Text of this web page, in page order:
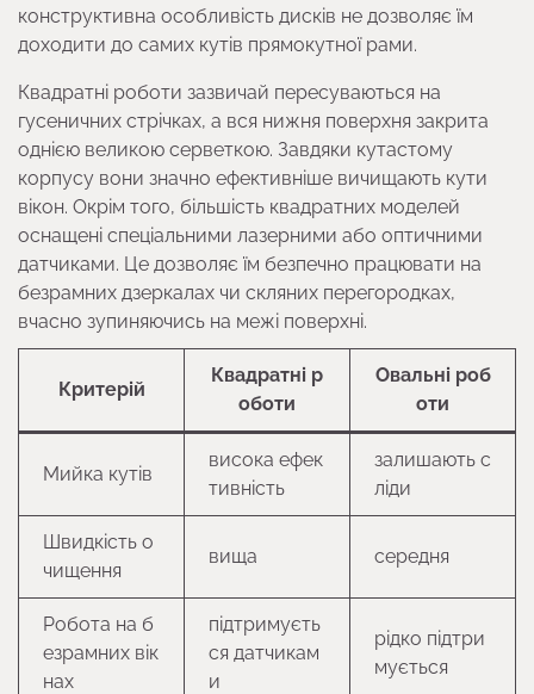
конструктивна особливість дисків не дозволяє їм
доходити до самих кутів прямокутної рами.
Квадратні роботи зазвичай пересуваються на
гусеничних стрічках, а вся нижня поверхня закрита
однією великою серветкою. Завдяки кутастому
корпусу вони значно ефективніше вичищають кути
вікон. Окрім того, більшість квадратних моделей
оснащені спеціальними лазерними або оптичними
датчиками. Це дозволяє їм безпечно працювати на
безрамних дзеркалах чи скляних перегородках,
вчасно зупиняючись на межі поверхні.
Критерій
Квадратні р
оботи
Овальні роб
оти
Мийка кутів
висока ефек
тивність
залишають с
ліди
Швидкість о
чищення
вища середня
Робота на б
езрамних вік
нах
підтримуєть
ся датчикам
и
рідко підтри
мується